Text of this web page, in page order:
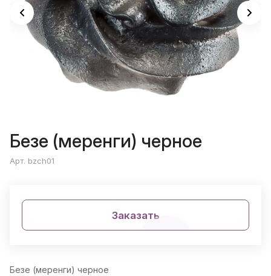
Безе (меренги) черное
Арт. bzch01
Заказать
Безе (меренги) черное